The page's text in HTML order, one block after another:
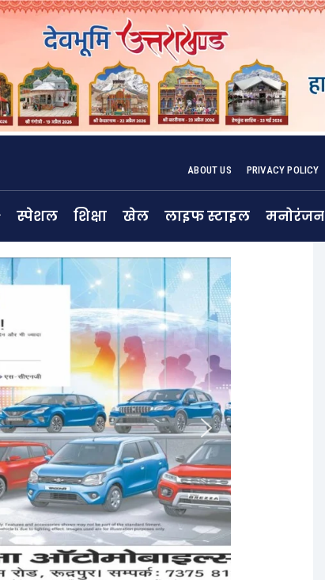
ABOUT US PRIVACY POLICY
स्पेशल शिक्षा खेल लाइफ स्टाइल मनोरंजन